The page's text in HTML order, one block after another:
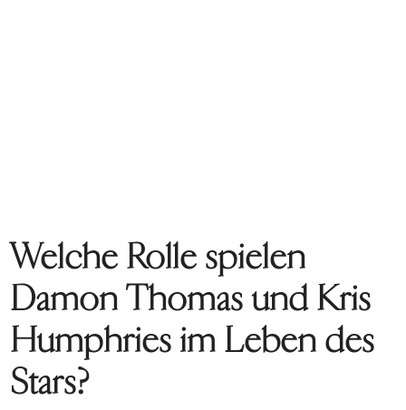
Welche Rolle spielen
Damon Thomas und Kris
Humphries im Leben des
Stars?